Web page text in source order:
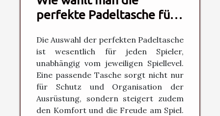
perfekte Padeltasche für
Die Auswahl der perfekten Padeltasche
ist wesentlich für jeden Spieler,
unabhängig vom jeweiligen Spiellevel.
Eine passende Tasche sorgt nicht nur
für Schutz und Organisation der
Ausrüstung, sondern steigert zudem
den Komfort und die Freude am Spiel.